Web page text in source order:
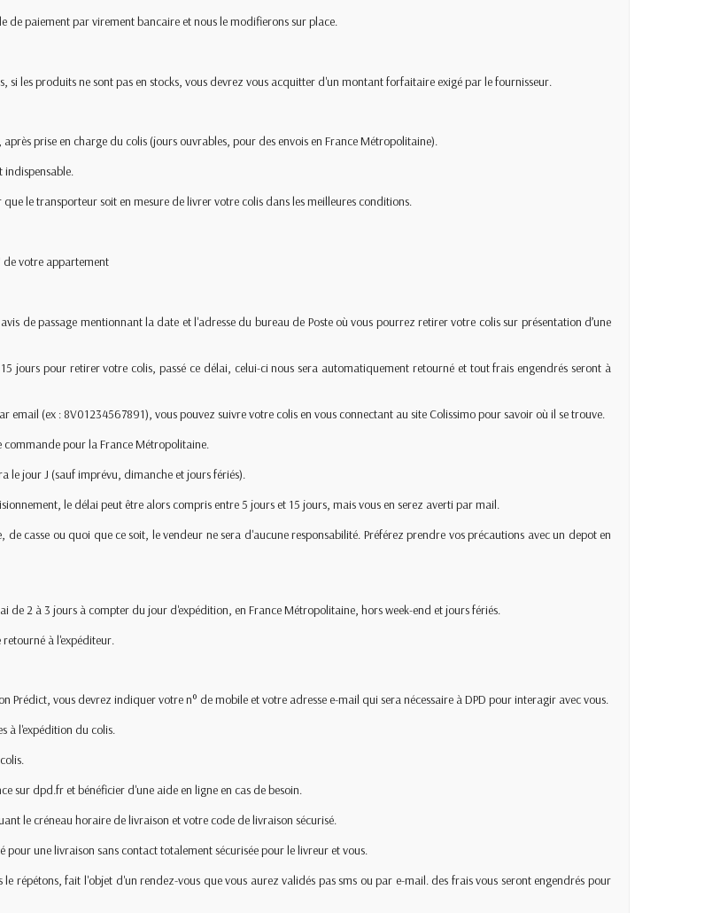
paiement par virement bancaire et nous le modifierons sur place.
si les produits ne sont pas en stocks, vous devrez vous acquitter d'un montant forfaitaire exigé par le fournisseur.
prise en charge du colis (jours ouvrables, pour des envois en France Métropolitaine).
le transporteur soit en mesure de livrer votre colis dans les meilleures conditions.
de votre appartement
de passage mentionnant la date et l'adresse du bureau de Poste où vous pourrez retirer votre colis sur présentation d’une
jours pour retirer votre colis, passé ce délai, celui-ci nous sera automatiquement retourné et tout frais engendrés seront à
(ex : 8V01234567891), vous pouvez suivre votre colis en vous connectant au site Colissimo pour savoir où il se trouve.
pour la France Métropolitaine.
le jour J (sauf imprévu, dimanche et jours fériés).
le délai peut être alors compris entre 5 jours et 15 jours, mais vous en serez averti par mail.
casse ou quoi que ce soit, le vendeur ne sera d'aucune responsabilité. Préférez prendre vos précautions avec un depot en
de 2 à 3 jours à compter du jour d'expédition, en France Métropolitaine, hors week-end et jours fériés.
à l'expéditeur.
vous devrez indiquer votre n° de mobile et votre adresse e-mail qui sera nécessaire à DPD pour interagir avec vous.
à l'expédition du colis.
sur dpd.fr et bénéficier d'une aide en ligne en cas de besoin.
le créneau horaire de livraison et votre code de livraison sécurisé.
une livraison sans contact totalement sécurisée pour le livreur et vous.
répétons, fait l'objet d'un rendez-vous que vous aurez validés pas sms ou par e-mail. des frais vous seront engendrés pour